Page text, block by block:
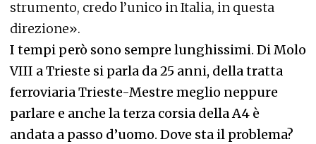
strumento, credo l’unico in Italia, in questa
direzione».
I tempi però sono sempre lunghissimi. Di Molo
VIII a Trieste si parla da 25 anni, della tratta
ferroviaria Trieste-Mestre meglio neppure
parlare e anche la terza corsia della A4 è
andata a passo d’uomo. Dove sta il problema?